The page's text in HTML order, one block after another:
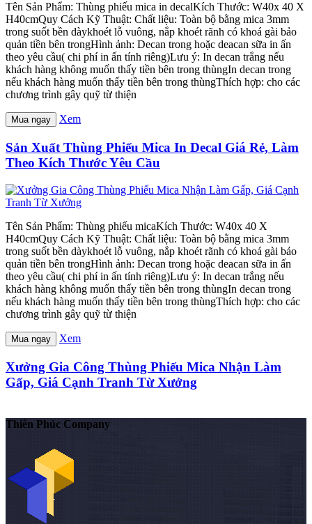
Tên Sản Phẩm: Thùng phiếu mica in decalKích Thước: W40x 40 X
H40cmQuy Cách Kỹ Thuật: Chất liệu: Toàn bộ bằng mica 3mm
trong suốt bền dàykhoét lỗ vuông, nắp khoét rãnh có khoá gài bảo
quản tiền bên trongHình ảnh: Decan trong hoặc deacan sữa in ấn
theo yêu cầu( chi phí in ấn tính riêng)Lưu ý: In decan trắng nếu
khách hàng không muốn thấy tiền bên trong thùngIn decan trong
nếu khách hàng muốn thấy tiền bên trong thùngThích hợp: cho các
chương trình gây quỹ từ thiện
Mua ngay Xem
Sản Xuất Thùng Phiếu Mica In Decal Giá Rẻ, Làm
Theo Kích Thước Yêu Cầu
Tên Sản Phẩm: Thùng phiếu micaKích Thước: W40x 40 X
H40cmQuy Cách Kỹ Thuật: Chất liệu: Toàn bộ bằng mica 3mm
trong suốt bền dàykhoét lỗ vuông, nắp khoét rãnh có khoá gài bảo
quản tiền bên trongHình ảnh: Decan trong hoặc deacan sữa in ấn
theo yêu cầu( chi phí in ấn tính riêng)Lưu ý: In decan trắng nếu
khách hàng không muốn thấy tiền bên trong thùngIn decan trong
nếu khách hàng muốn thấy tiền bên trong thùngThích hợp: cho các
chương trình gây quỹ từ thiện
Mua ngay Xem
Xưởng Gia Công Thùng Phiếu Mica Nhận Làm
Gấp, Giá Cạnh Tranh Từ Xưởng
Thiên Phúc Company